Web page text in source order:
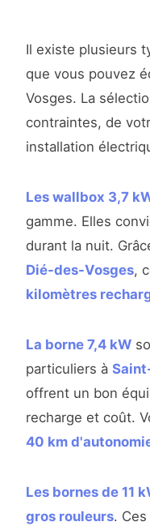
Il existe plusieurs
que vous pouvez
Vosges. La
contraintes, de
installation
Les wallbox 3,7
gamme. Elles
durant la nuit.
Dié-des-Vosges,
kilomètres
La borne 7,4 kW
particuliers à
offrent un bon
recharge et coût.
40 km
Les bornes de 11
gros rouleurs.